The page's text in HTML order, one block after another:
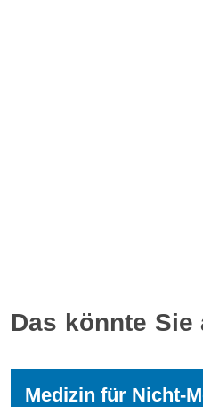
Das könnte
Medizin für Nicht-